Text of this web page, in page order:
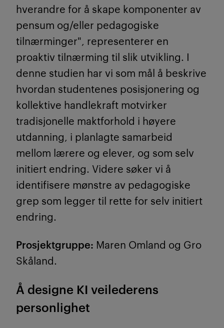
hverandre for å skape komponenter av
pensum og/eller pedagogiske
tilnærminger", representerer en
proaktiv tilnærming til slik utvikling. I
denne studien har vi som mål å beskrive
hvordan studentenes posisjonering og
kollektive handlekraft motvirker
tradisjonelle maktforhold i høyere
utdanning, i planlagte samarbeid
mellom lærere og elever, og som selv
initiert endring. Videre søker vi å
identifisere mønstre av pedagogiske
grep som legger til rette for selv initiert
endring.
Prosjektgruppe: Maren Omland og Gro
Skåland.
Å designe KI veilederens
personlighet